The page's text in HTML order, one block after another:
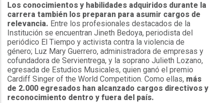
Los conocimientos y habilidades adquiridos durante la
carrera también los preparan para asumir cargos de
relevancia. Entre los profesionales destacados de la
Institución se encuentran Jineth Bedoya, periodista del
periódico El Tiempo y activista contra la violencia de
género; Luz Mary Guerrero, administradora de empresas y
cofundadora de Servientrega, y la soprano Julieth Lozano,
egresada de Estudios Musicales, quien ganó el premio
Cardiff Singer of the World Competition. Como ellas, más
de 2.000 egresados han alcanzado cargos directivos y
reconocimiento dentro y fuera del país.